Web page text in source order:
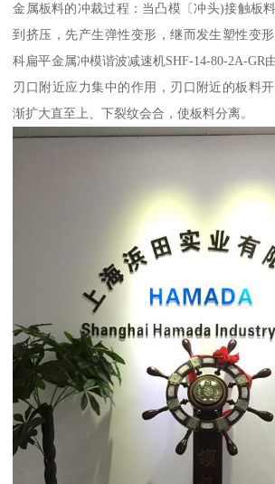
金属板料的冲裁过程：当凸模〔冲头)接触板
到挤压，先产生弹性变形，继而发生塑性变
科扁平金属冲模谐波减速机SHF-14-80-2A-GR
刃口附近应力集中的作用，刃口附近的板料
渐扩大直至上、下裂纹会合，使板料分离。